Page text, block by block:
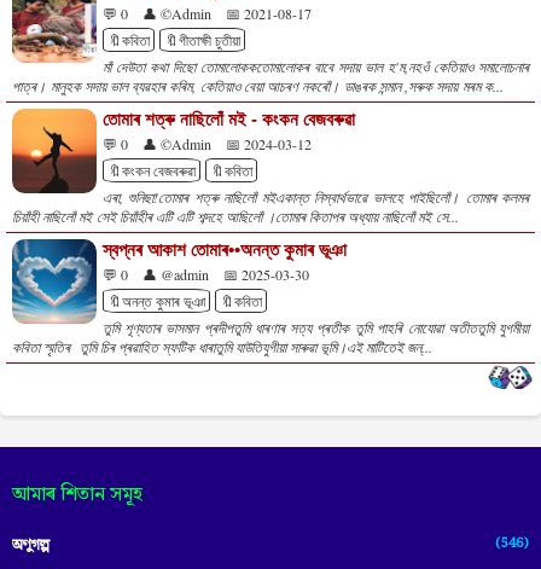
💬 0 👤 ©Admin
📅 2021-08-17
🔖কবিতা
🔖গীতাক্ষী চুতীয়া
মাঁ দেউতা কথা দিছো তোমালোককতোমালোকৰ বাবে সদায় ভাল হ'ম,নহওঁ কেতিয়াও সমালোচনাৰ
পাত্ৰ। মানুহক সদায় ভাল ব্যৱহাৰ কৰিম, কেতিয়াও বেয়া আচৰণ নকৰোঁ। ডাঙৰক সন্মান ,সৰুক সদায় মৰম ক...
তোমাৰ শত্ৰু নাছিলোঁ মই - কংকন বেজবৰুৱা
💬 0 👤 ©Admin
📅 2024-03-12
🔖কংকন বেজবৰুৱা
🔖কবিতা
এৰা, শুনিছা!তোমাৰ শত্ৰু নাছিলোঁ মইএকান্ত নিস্বাৰ্থভাৱে ভালহে পাইছিলোঁ। তোমাৰ কলমৰ
চিয়াঁহী নাছিলোঁ মই সেই চিয়াঁহীৰ এটি এটি শব্দহে আছিলোঁ ।তোমাৰ কিতাপৰ অধ্যায় নাছিলোঁ মই সে...
স্বপ্নৰ আকাশ তোমাৰ••অনন্ত কুমাৰ ভূঞা
💬 0 👤 @admin
📅 2025-03-30
🔖অনন্ত কুমাৰ ভূঞা
🔖কবিতা
তুমি শূণ্যতাৰ ভাসমান প্ৰদীপতুমি ধাৰণাৰ সত্য প্ৰতীক তুমি পাহৰি নোযোৱা অতীততুমি যুগমীয়া
কবিতা স্মৃতিৰ তুমি চিৰ প্ৰৱাহিত স্ফটিক ধাৰাতুমি যাউতিযুগীয়া সাৰুৱা ভূমি।এই মাটিতেই জন্...
আমাৰ শিতান সমূহ
অণুগল্প (546)